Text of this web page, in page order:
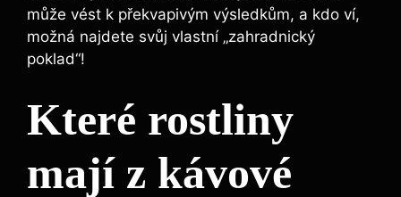
může vést k překvapivým výsledkům, a kdo ví,‍
možná najdete svůj vlastní „zahradnický
poklad“!
Které⁤ rostliny
mají z kávové